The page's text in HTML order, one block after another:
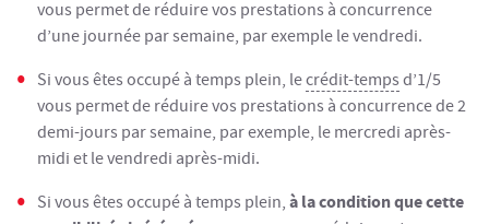
vous permet de réduire vos prestations à concurrence
d’une journée par semaine, par exemple le vendredi.
Si vous êtes occupé à temps plein, lecrédit-temps d’1/5
vous permet de réduire vos prestations à concurrence de 2
demi-jours par semaine, par exemple, le mercredi après-
midi et le vendredi après-midi.
Si vous êtes occupé à temps plein,à la condition que cette